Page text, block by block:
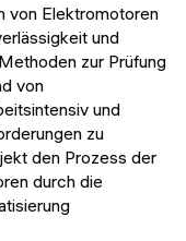
von Elektromotoren
und
zur Prüfung
von
und
zu
den Prozess der
durch die